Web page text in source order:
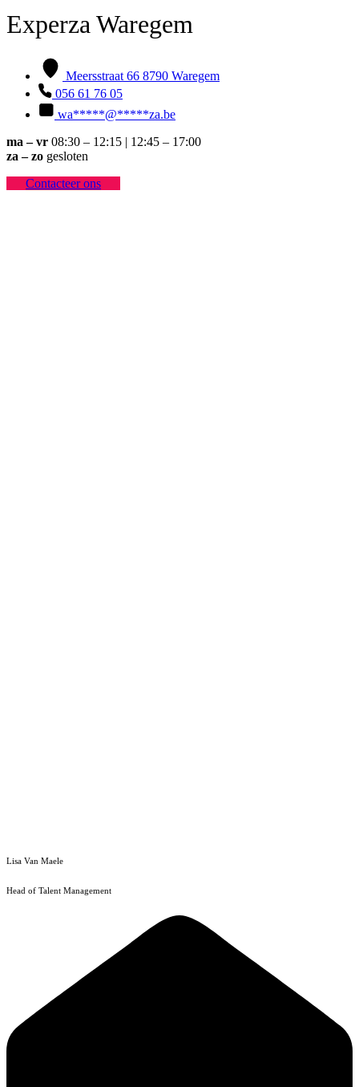
Experza Waregem
Meersstraat 66 8790 Waregem
056 61 76 05
wa*****@*****za.be
ma – vr 08:30 – 12:15 | 12:45 – 17:00
za – zo gesloten
Contacteer ons
Lisa Van Maele
Head of Talent Management